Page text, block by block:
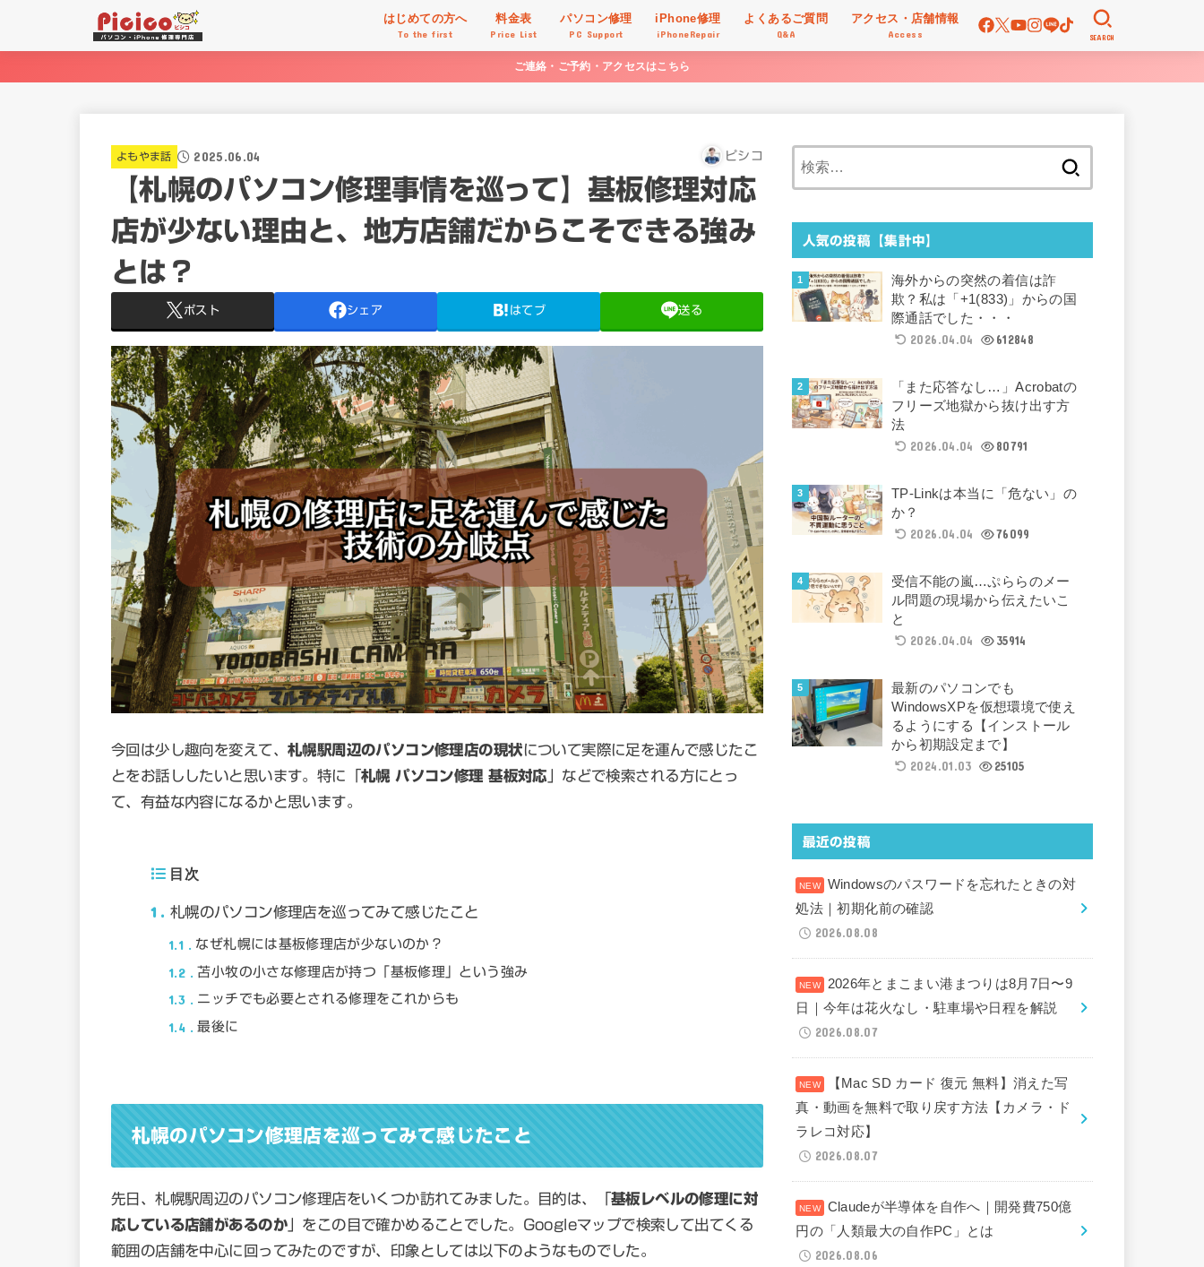
はじめての方へ
To the first
料金表
Price List
パソコン修理
PC Support
iPhone修理
iPhoneRepair
よくあるご質問
Q&A
アクセス・店舗情報
Access SEARCH
ご連絡・ご予約・アクセスはこちら
よもやま話 2025.06.04 ピシコ
【札幌のパソコン修理事情を巡って】基板修理対応
店が少ない理由と、地方店舗だからこそできる強み
とは？
ポスト シェア はてブ 送る
今回は少し趣向を変えて、 札幌駅周辺のパソコン修理店の現状について実際に足を運んで感じたこ
とをお話ししたいと思います。特に「札幌 パソコン修理 基板対応 」などで検索される方にとっ
て、有益な内容になるかと思います。
目次
1 札幌のパソコン修理店を巡ってみて感じたこと
1.1 なぜ札幌には基板修理店が少ないのか？
1.2 苫小牧の小さな修理店が持つ「基板修理」という強み
1.3 ニッチでも必要とされる修理をこれからも
1.4 最後に
札幌のパソコン修理店を巡ってみて感じたこと
先日、札幌駅周辺のパソコン修理店をいくつか訪れてみました。目的は、「基板レベルの修理に対
応している店舗があるのか」をこの目で確かめることでした。Googleマップで検索して出てくる
範囲の店舗を中心に回ってみたのですが、印象としては以下のようなものでした。
人気の投稿【集計中】
海外からの突然の着信は詐
欺？私は「+1(833)」からの国
際通話でした・・・
2026.04.04
612848
「また応答なし…」Acrobatの
フリーズ地獄から抜け出す方
法
2026.04.04
80791
TP-Linkは本当に「危ない」の
か？
2026.04.04
76099
受信不能の嵐…ぷららのメー
ル問題の現場から伝えたいこ
と
2026.04.04
35914
最新のパソコンでも
WindowsXPを仮想環境で使え
るようにする【インストール
から初期設定まで】
2024.01.03
25105
最近の投稿
Windowsのパスワードを忘れたときの対
処法｜初期化前の確認
2026.08.08
2026年とまこまい港まつりは8月7日〜9
日｜今年は花火なし・駐車場や日程を解説
2026.08.07
【Mac SD カード 復元 無料】消えた写
真・動画を無料で取り戻す方法【カメラ・ド
ラレコ対応】
2026.08.07
Claudeが半導体を自作へ｜開発費750億
円の「人類最大の自作PC」とは
2026.08.06